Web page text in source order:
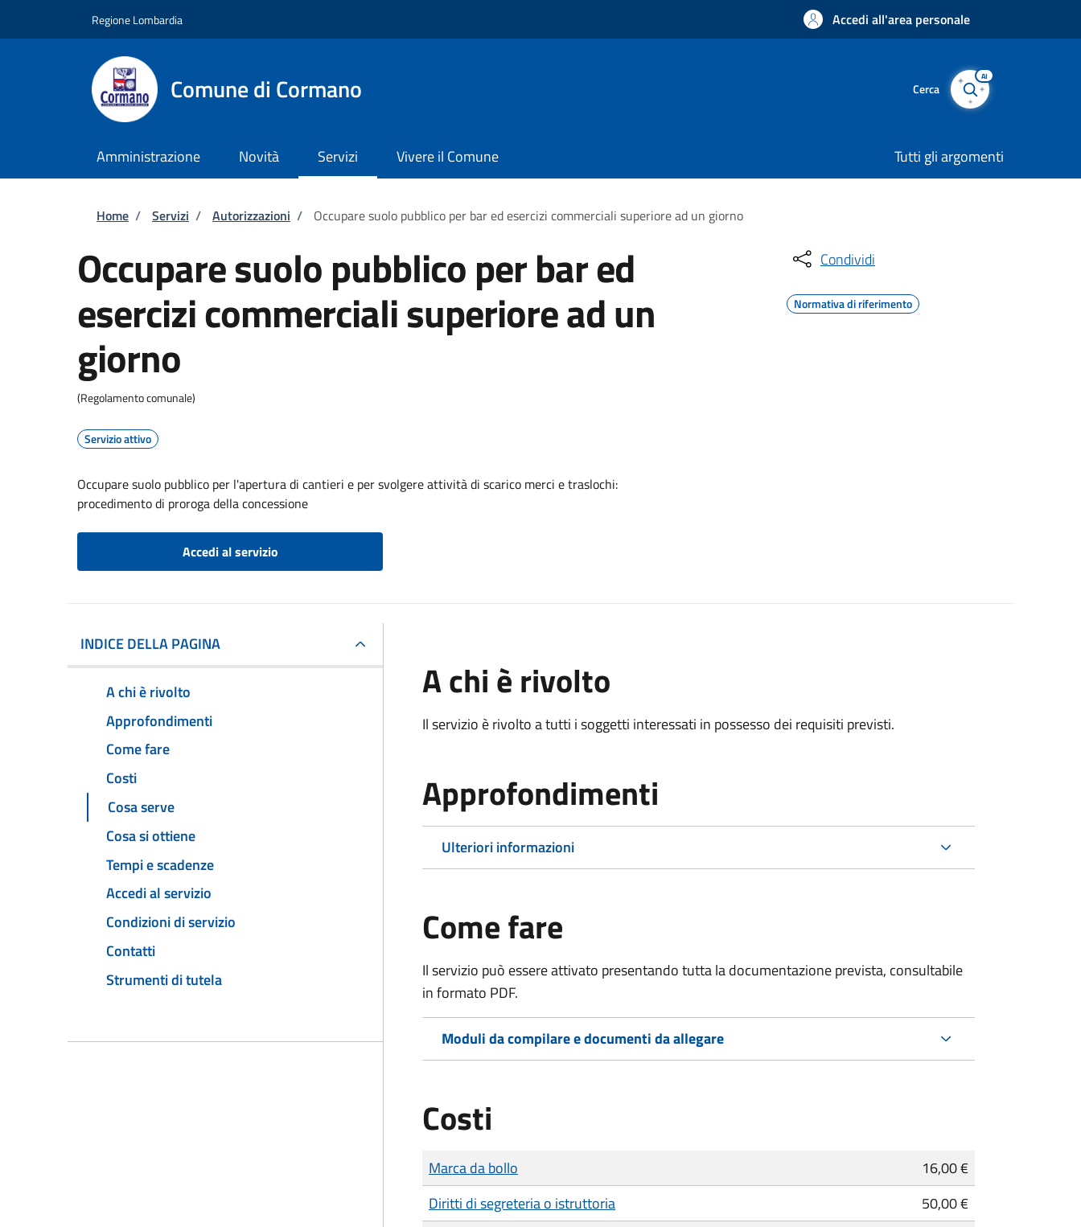
Regione Lombardia Accedi all'area personale
Comune di Cormano Cerca
AI
Amministrazione Novità Servizi Vivere il Comune Tutti gli argomenti
Briciole di pane
Home / Servizi / Autorizzazioni / Occupare suolo pubblico per bar ed esercizi commerciali superiore ad un giorno
Occupare suolo pubblico per bar ed
esercizi commerciali superiore ad un
giorno
(Regolamento comunale)
Servizio attivo
Occupare suolo pubblico per l'apertura di cantieri e per svolgere attività di scarico merci e traslochi:
procedimento di proroga della concessione
Accedi al servizio
Condividi
Normativa di riferimento
INDICE DELLA PAGINA
A chi è rivolto
Approfondimenti
Come fare
Costi
Cosa serve
Cosa si ottiene
Tempi e scadenze
Accedi al servizio
Condizioni di servizio
Contatti
Strumenti di tutela
A chi è rivolto
Il servizio è rivolto a tutti i soggetti interessati in possesso dei requisiti previsti.
Approfondimenti
Ulteriori informazioni
Come fare
Il servizio può essere attivato presentando tutta la documentazione prevista, consultabile
in formato PDF.
Moduli da compilare e documenti da allegare
Costi
Tipo di pagamento
Importo
Marca da bollo
16,00 €
Diritti di segreteria o istruttoria
50,00 €